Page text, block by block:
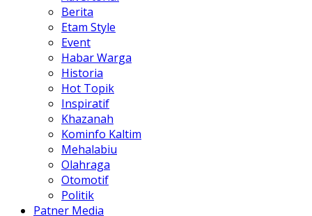
Berita
Etam Style
Event
Habar Warga
Historia
Hot Topik
Inspiratif
Khazanah
Kominfo Kaltim
Mehalabiu
Olahraga
Otomotif
Politik
Patner Media